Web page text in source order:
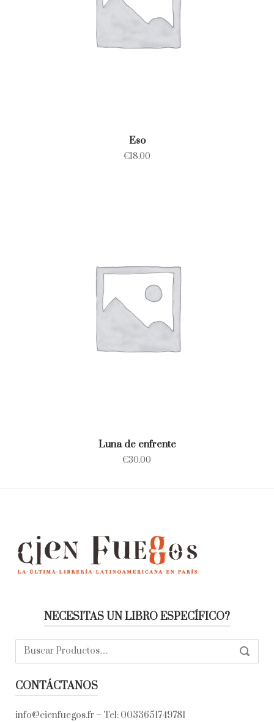
Eso
€18.00
Luna de enfrente
€30.00
NECESITAS UN LIBRO ESPECÍFICO?
Buscar:
CONTÁCTANOS
info@cienfuegos.fr – Tel: 0033651749781